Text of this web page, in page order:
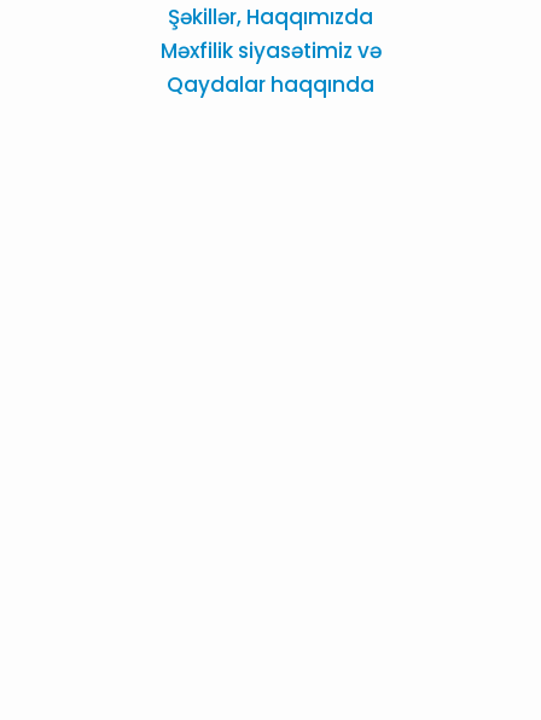
Şəkillər, Haqqımızda
Məxfilik siyasətimiz və
Qaydalar haqqında